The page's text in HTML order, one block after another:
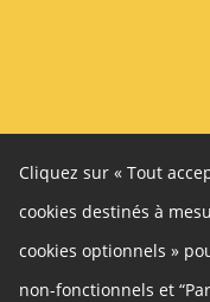
Cliquez sur « Tout
cookies destinés à
cookies optionnels »
non-fonctionnels et